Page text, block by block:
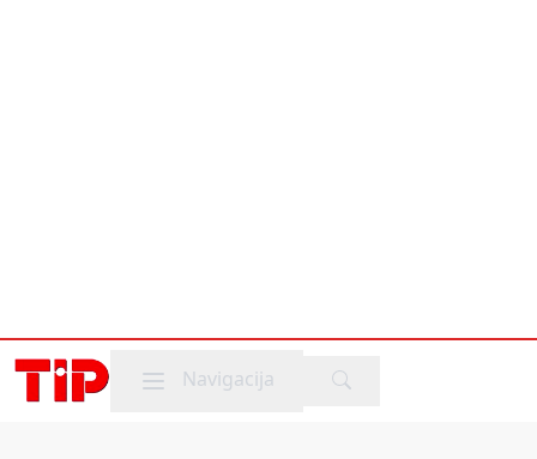
Mobile menu
Navigacija